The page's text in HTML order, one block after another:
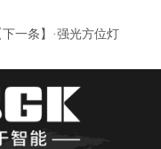
下一条】·强光方位灯